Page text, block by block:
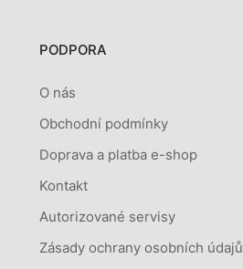
PODPORA
O nás
Obchodní podmínky
Doprava a platba e-shop
Kontakt
Autorizované servisy
Zásady ochrany osobních údajů